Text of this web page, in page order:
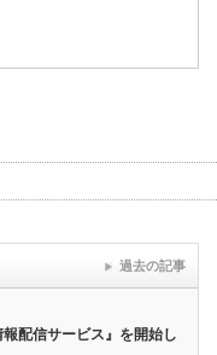
配信サービス』を開始し
過去の記事